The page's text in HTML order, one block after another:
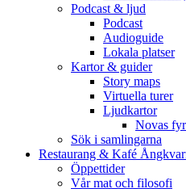
Podcast & ljud
Podcast
Audioguide
Lokala platser
Kartor & guider
Story maps
Virtuella turer
Ljudkartor
Novas
Sök i samlingarna
Restaurang & Kafé
Öppettider
Vår mat och filosofi